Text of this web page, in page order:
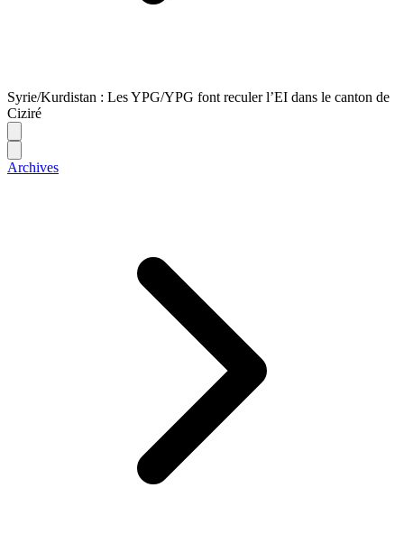
Syrie/Kurdistan : Les YPG/YPG font reculer l’EI dans le canton de
Ciziré
Archives